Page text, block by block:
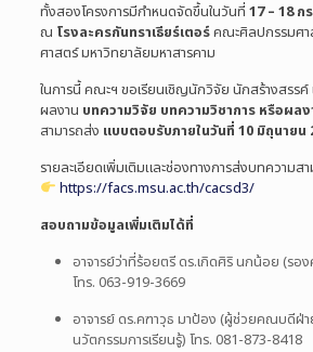
ทั้งสองโครงการมีกำหนดจัดขึ้นในวันที่ 17 – 18 ก
ณ โรงละครกันทราเธียร์เตอร์คณะศิลปกรรมศา
ศาสตร์ มหาวิทยาลัยมหาสารคาม
ในการนี้ คณะฯ ขอเรียนเชิญนักวิจัย นักสร้างสรรค์
ผลงาน บทความวิจัย บทความวิชาการ หรือผล
สามารถส่ง แบบตอบรับภายในวันที่ 10 มิถุนายน
รายละเอียดเพิ่มเติมและช่องทางการส่งบทความส
https://facs.msu.ac.th/cacsd3/
สอบถามข้อมูลเพิ่มเติมได้ที่
อาจารย์ว่าที่ร้อยตรี ดร.เกิดศิริ นกน้อย (รอ
โทร. 063-919-3669
อาจารย์ ดร.คฑาวุธ มาป้อง (ผู้ช่วยคณบดีฝ่า
นวัตกรรมการเรียนรู้) โทร. 081-873-8418